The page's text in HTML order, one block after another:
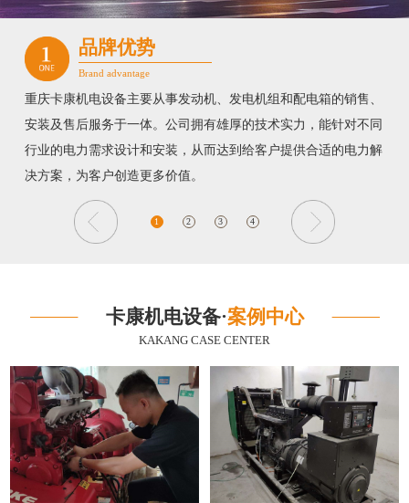
品牌优势
Brand advantage
重庆卡康机电设备主要从事发动机、发电机组和配电箱的销售、
安装及售后服务于一体。公司拥有雄厚的技术实力，能针对不同
行业的电力需求设计和安装，从而达到给客户提供合适的电力解
决方案，为客户创造更多价值。
1 2 3 4
卡康机电设备·案例中心
KAKANG CASE CENTER